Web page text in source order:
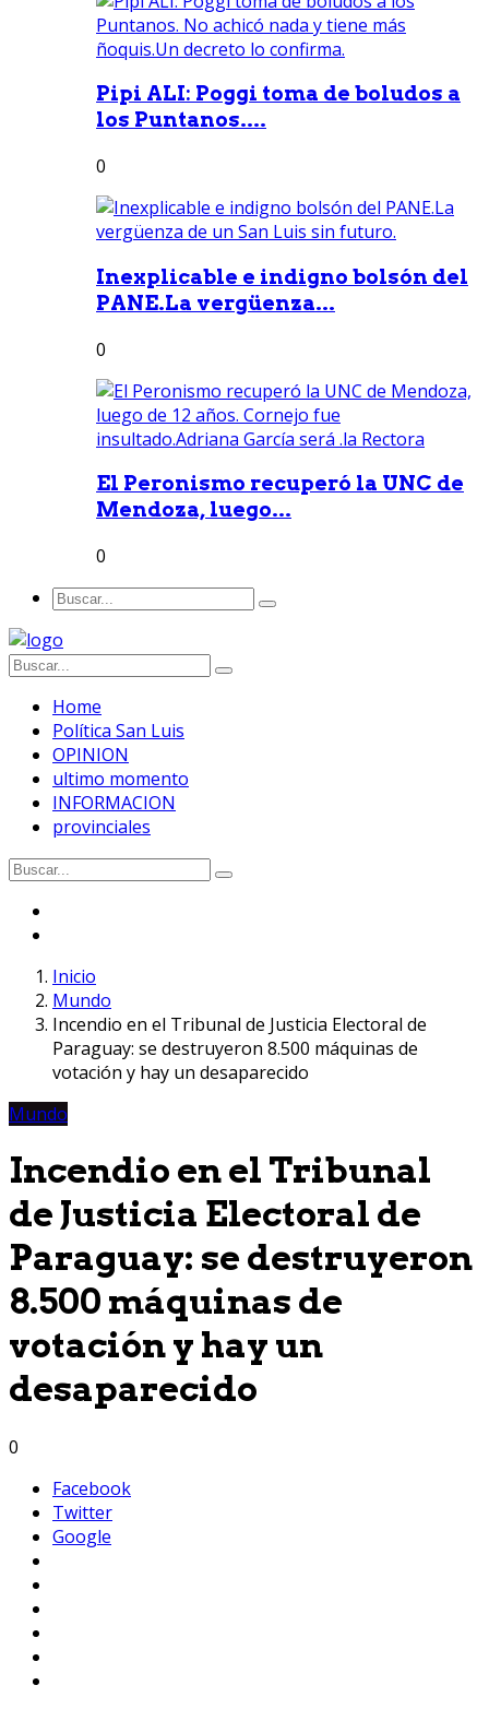
Pipi ALI: Poggi toma de boludos a
los Puntanos....
0
Inexplicable e indigno bolsón del
PANE.La vergüenza...
0
El Peronismo recuperó la UNC de
Mendoza, luego...
0
Home
Política San Luis
OPINION
ultimo momento
INFORMACION
provinciales
Inicio
Mundo
Incendio en el Tribunal de Justicia Electoral de
Paraguay: se destruyeron 8.500 máquinas de
votación y hay un desaparecido
Mundo
Incendio en el Tribunal
de Justicia Electoral de
Paraguay: se destruyeron
8.500 máquinas de
votación y hay un
desaparecido
0
Facebook
Twitter
Google